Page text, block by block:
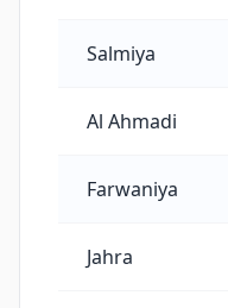
Salmiya
Al Ahmadi
Farwaniya
Jahra